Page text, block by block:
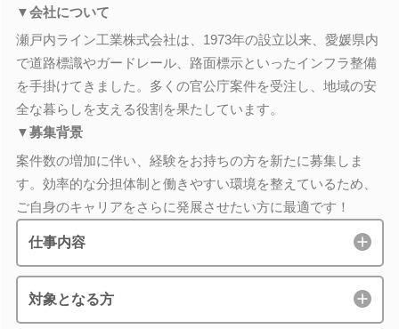
▼会社について
瀬戸内ライン工業株式会社は、1973年の設立以来、愛媛県内
で道路標識やガードレール、路面標示といったインフラ整備
を手掛けてきました。多くの官公庁案件を受注し、地域の安
全な暮らしを支える役割を果たしています。
▼募集背景
案件数の増加に伴い、経験をお持ちの方を新たに募集しま
す。効率的な分担体制と働きやすい環境を整えているため、
ご自身のキャリアをさらに発展させたい方に最適です！
仕事内容
対象となる方